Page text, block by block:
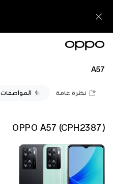
A57
نظرة عامة المواصفات
OPPO A57 (CPH2387 )